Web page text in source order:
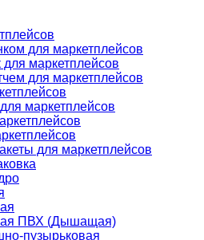
для маркетплейсов
для маркетплейсов
для маркетплейсов
маркетплейсов
для маркетплейсов
ПВХ (Дышащая)
пузырьковая